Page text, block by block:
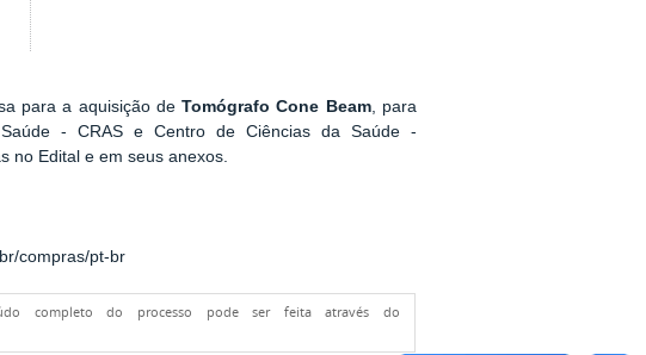
para a aquisição deTomógrafo Cone Beam, para
- CRAS e Centro de Ciências da Saúde -
no Edital e em seus anexos.
compras/pt-br
completo do processo pode ser feita através do